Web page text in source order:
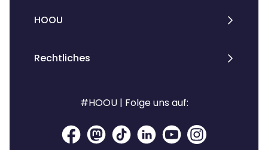
HOOU
Rechtliches
#HOOU | Folge uns auf: